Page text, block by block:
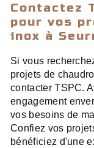
Contactez
pour vos
inox à
Si vous
projets de
contacter TSPC.
engagement
vos besoins de
Confiez vos
bénéficiez d'une